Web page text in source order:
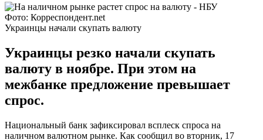
Фото: Корреспондент.net
Украинцы начали скупать валюту
Украинцы резко начали скупать
валюту в ноябре. При этом на
межбанке предложение превышает
спрос.
Национальный банк зафиксировал всплеск спроса на
наличном валютном рынке. Как сообщил во вторник, 17